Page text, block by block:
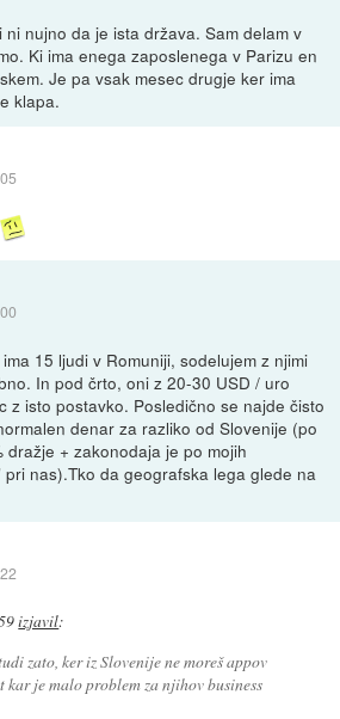
nujno da je ista država. Sam delam v
Ki ima enega zaposlenega v Parizu en
Je pa vsak mesec drugje ker ima
klapa.
15 ljudi v Romuniji, sodelujem z njimi
In pod črto, oni z 20-30 USD / uro
z isto postavko. Posledično se najde čisto
denar za razliko od Slovenije (po
dražje + zakonodaja je po mojih
nas).Tko da geografska lega glede na
izjavil:
zato, ker iz Slovenije ne moreš appov
je malo problem za njihov business